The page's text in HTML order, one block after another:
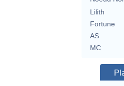
Lilith
Fortune
AS
MC